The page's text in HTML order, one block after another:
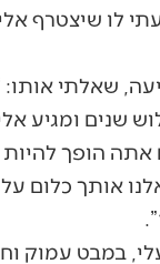
לו שיצטרף
שאלתי אותו:
שנים ומגיע
אתה הופך להיות
אותך כלום
במבט עמוק